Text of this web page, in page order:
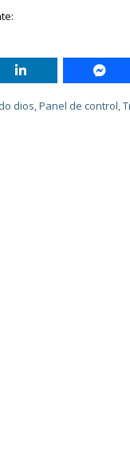
dios,Panel de control,